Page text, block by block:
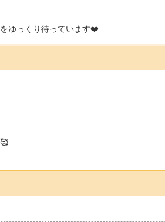
ゆっくり待っています❤️